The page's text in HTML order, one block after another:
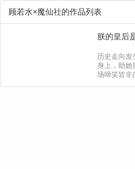
顾若水×魔仙社的作品列表
朕的皇后
历史走向
身上，助
场啼笑皆非